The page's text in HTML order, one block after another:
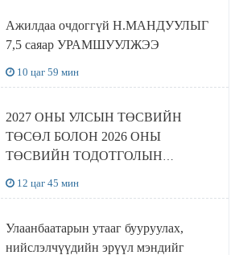
Ажилдаа очдоггүй Н.МАНДУУЛЫГ
7,5 саяар УРАМШУУЛЖЭЭ
10 цаг 59 мин
2027 ОНЫ УЛСЫН ТӨСВИЙН
ТӨСӨЛ БОЛОН 2026 ОНЫ
ТӨСВИЙН ТОДОТГОЛЫН
12 цаг 45 мин
Улаанбаатарын утааг бууруулах,
нийслэлчүүдийн эрүүл мэндийг